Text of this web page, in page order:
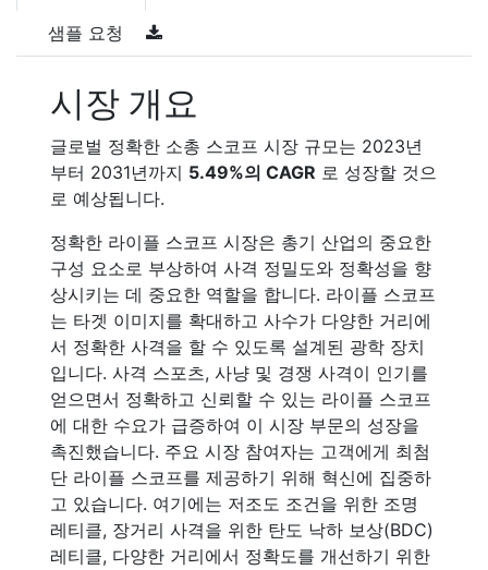
샘플 요청
시장 개요
글로벌 정확한 소총 스코프 시장 규모는 2023년
부터 2031년까지 5.49%의 CAGR 로 성장할 것으
로 예상됩니다.
정확한 라이플 스코프 시장은 총기 산업의 중요한
구성 요소로 부상하여 사격 정밀도와 정확성을 향
상시키는 데 중요한 역할을 합니다. 라이플 스코프
는 타겟 이미지를 확대하고 사수가 다양한 거리에
서 정확한 사격을 할 수 있도록 설계된 광학 장치
입니다. 사격 스포츠, 사냥 및 경쟁 사격이 인기를
얻으면서 정확하고 신뢰할 수 있는 라이플 스코프
에 대한 수요가 급증하여 이 시장 부문의 성장을
촉진했습니다. 주요 시장 참여자는 고객에게 최첨
단 라이플 스코프를 제공하기 위해 혁신에 집중하
고 있습니다. 여기에는 저조도 조건을 위한 조명
레티클, 장거리 사격을 위한 탄도 낙하 보상(BDC)
레티클, 다양한 거리에서 정확도를 개선하기 위한